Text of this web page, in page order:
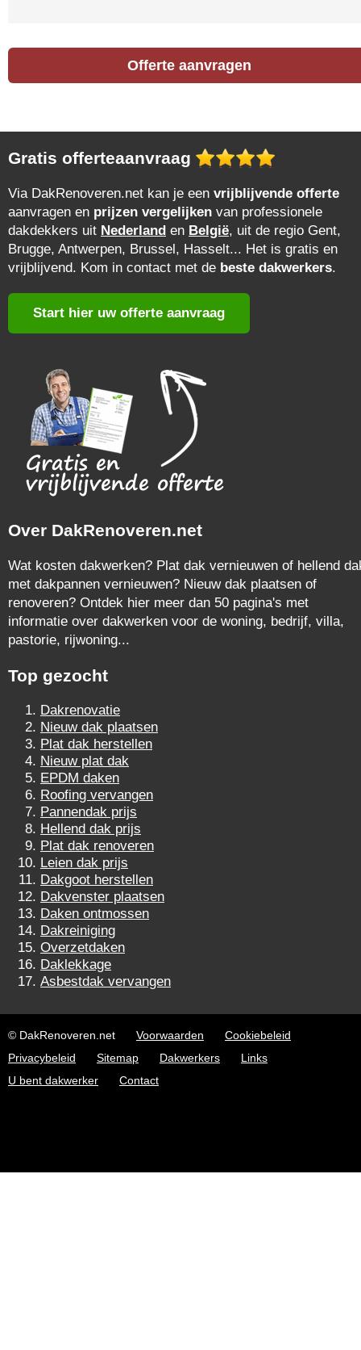
Offerte aanvragen
Gratis offerteaanvraag
Via DakRenoveren.net kan je een vrijblijvende offerte
aanvragen en prijzen vergelijken van professionele
dakdekkers uit Nederland en België, uit de regio Gent,
Brugge, Antwerpen, Brussel, Hasselt... Het is gratis en
vrijblijvend. Kom in contact met de beste dakwerkers.
Start hier uw offerte aanvraag
Over DakRenoveren.net
Wat kosten dakwerken? Plat dak vernieuwen of hellend
met dakpannen vernieuwen? Nieuw dak plaatsen of
renoveren? Ontdek hier meer dan 50 pagina's met
informatie over dakwerken voor de woning, bedrijf, villa,
pastorie, rijwoning...
Top gezocht
Dakrenovatie
Nieuw dak plaatsen
Plat dak herstellen
Nieuw plat dak
EPDM daken
Roofing vervangen
Pannendak prijs
Hellend dak prijs
Plat dak renoveren
Leien dak prijs
Dakgoot herstellen
Dakvenster plaatsen
Daken ontmossen
Dakreiniging
Overzetdaken
Daklekkage
Asbestdak vervangen
© DakRenoveren.net Voorwaarden
Cookiebeleid
Privacybeleid
Sitemap Dakwerkers
Links
U bent dakwerker
Contact